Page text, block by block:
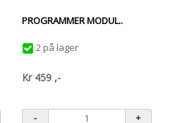
PROGRAMMER MODUL..
2 på lager
Kr 459 ,-